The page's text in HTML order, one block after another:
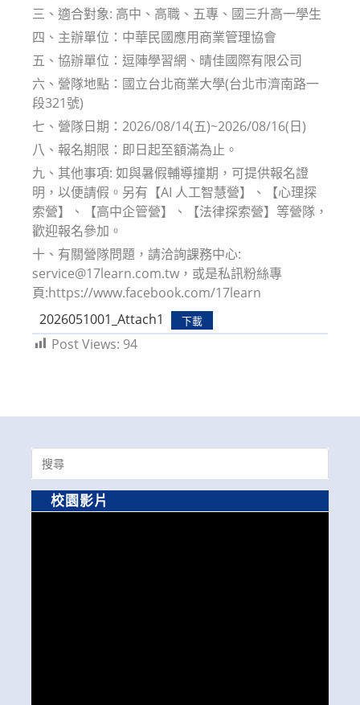
三、適合對象: 高中、高職、五專、國三升高一學生
四、主辦單位：中華民國應用商業管理協會
五、協辦單位：逗陣學習網、晴佳國際有限公司
六、營隊地點：國立台北商業大學(台北市濟南路一
段321號)
七、營隊日期：2026/08/14(五)~2026/08/16(日)
八、報名期限：即日起至額滿為止。
九、其他事項: 如與暑假輔導撞期，可提供報名證
明，以便請假。另有【AI 人工智慧營】、【心理探
索營】、【高中企管營】、【法律探索營】等營隊，
歡迎報名參加。
十、有關營隊問題，請洽詢課務中心:
service@17learn.com.tw，或是私訊粉絲專
頁:https://www.facebook.com/17learn
2026051001_Attach1
下載
Post Views: 94
Search
for:
校園影片